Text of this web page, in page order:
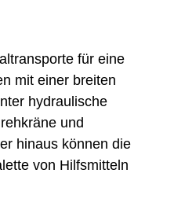
für eine
mit einer breiten
hydraulische
und
hinaus können die
von Hilfsmitteln